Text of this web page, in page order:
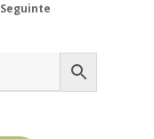
Seguinte